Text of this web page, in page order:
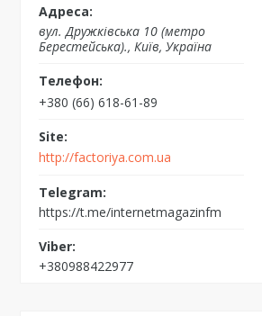
вул. Дружківська 10 (метро
Берестейська)., Київ, Україна
+380 (66) 618-61-89
http://factoriya.com.ua
https://t.me/internetmagazinfm
+380988422977